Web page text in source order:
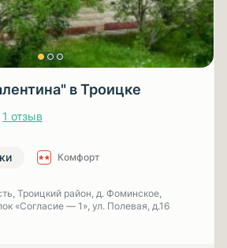
в Троицке
1 отзыв
Комфорт
Троицкий район, д. Фоминское,
«Согласие — 1», ул. Полевая, д.16